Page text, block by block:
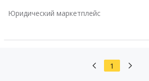
Юридический маркетплейс
1